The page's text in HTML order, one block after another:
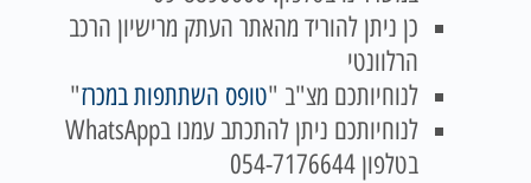
כן ניתן להוריד מהאתר העתק מרישיון הרכב
הרלוונטי
לנוחיותכם מצ"ב "טופס השתתפות במכרז"
לנוחיותכם ניתן להתכתב עמנו בWhatsApp
בטלפון 054-7176644